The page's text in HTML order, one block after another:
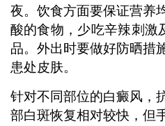
夜。饮食方面要保证营养
酸的食物，少吃辛辣刺激
品。外出时要做好防晒措
患处皮肤。
针对不同部位的白癜风，
部白斑恢复相对较快，但